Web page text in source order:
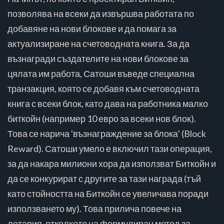
позволява на всеки да извършва работата по
добавяне на нови блокове и да помага за
актуализиране на счетоводната книга. За да
възнагради създателите на нови блокове за
цялата им работа, Сатоши въведе специална
транзакция, която се добавя към счетоводната
книга с всеки блок, като дава на работника малко
биткойн (например 10 евро за всеки нов блок).
Това се нарича 'възнаграждение за блока' (Block
Reward). Сатоши умело е включил тази операция,
за да накара милиони хора да използват Биткойн и
да се конкурират с другите за тази награда (тъй
като стойността на Биткойн се увеличава поради
използването му). Това прилича повече на